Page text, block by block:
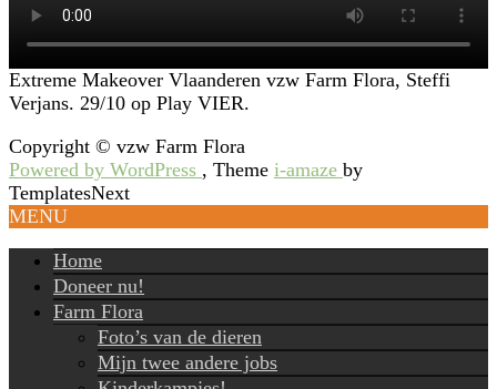
Extreme Makeover Vlaanderen vzw Farm Flora, Steffi
Verjans. 29/10 op Play VIER.
Copyright © vzw Farm Flora
Powered by WordPress , Theme i-amaze by
TemplatesNext
MENU
Home
Doneer nu!
Farm Flora
Foto’s van de dieren
Mijn twee andere jobs